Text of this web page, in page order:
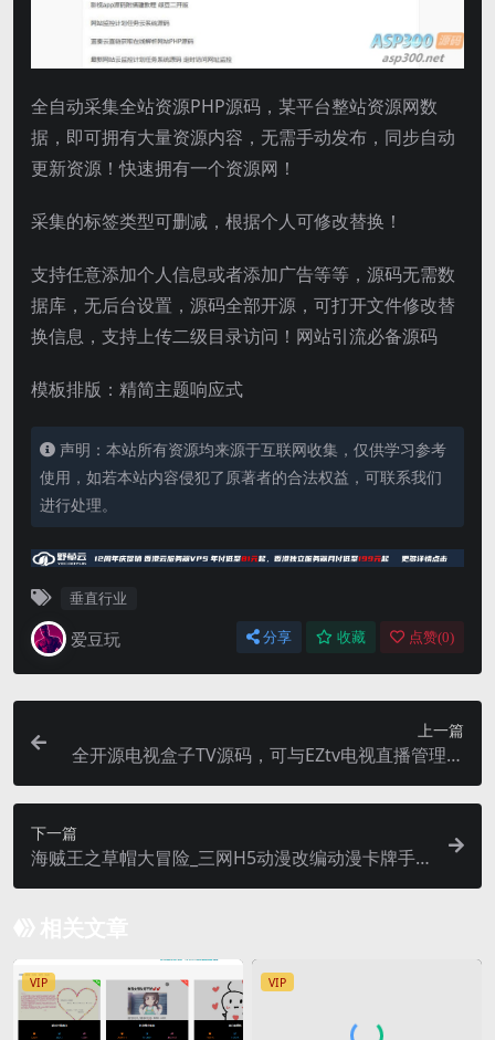
全自动采集全站资源PHP源码，某平台整站资源网数
据，即可拥有大量资源内容，无需手动发布，同步自动
更新资源！快速拥有一个资源网！
采集的标签类型可删减，根据个人可修改替换！
支持任意添加个人信息或者添加广告等等，源码无需数
据库，无后台设置，源码全部开源，可打开文件修改替
换信息，支持上传二级目录访问！网站引流必备源码
模板排版：精简主题响应式
声明：本站所有资源均来源于互联网收集，仅供学习参考
使用，如若本站内容侵犯了原著者的合法权益，可联系我们
进行处理。
垂直行业
爱豆玩 分享 收藏 点赞(0)
上一篇
全开源电视盒子TV源码，可与EZtv电视直播管理系
统对接
下一篇
海贼王之草帽大冒险_三网H5动漫改编动漫卡牌手
游
VIP VIP